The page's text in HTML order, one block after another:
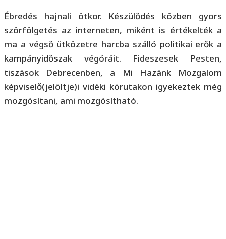
Ébredés hajnali ötkor. Készülődés közben gyors
szörfölgetés az interneten, miként is értékelték a
ma a végső ütközetre harcba szálló politikai erők a
kampányidőszak végóráit. Fideszesek Pesten,
tiszások Debrecenben, a Mi Hazánk Mozgalom
képviselő(jelöltje)i vidéki körutakon igyekeztek még
mozgósítani, ami mozgósítható.